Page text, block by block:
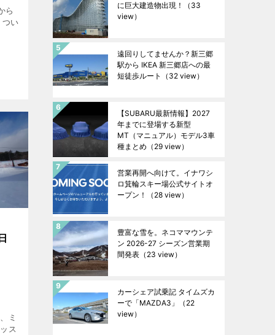
ら
つい
ミ
ス
に巨大建造物出現！
（33
view）
遠回りしてませんか？新三郷
駅から IKEA 新三郷店への最
短徒歩ルート
（32 view）
【SUBARU最新情報】2027
年までに登場する新型
MT（マニュアル）モデル3車
種まとめ （29 view）
営業再開へ向けて。イナワシ
ロ箕輪スキー場公式サイトオ
ープン！
（28 view）
豊富な雪を。ネコママウンテ
ン 2026-27 シーズン営業期
間発表 （23 view）
カーシェア試乗記 タイムズカ
ーで「MAZDA3」
（22
view）